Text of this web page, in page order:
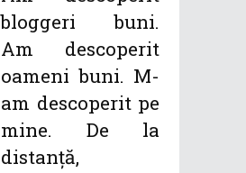
bloggeri buni.
Am descoperit
oameni buni. M-
am descoperit pe
mine. De la
distanță,